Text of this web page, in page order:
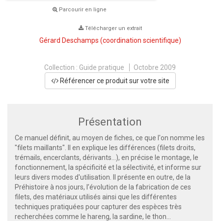
Parcourir en ligne
Télécharger un extrait
Gérard Deschamps (coordination scientifique)
Collection : Guide pratique
Octobre 2009
Référencer ce produit sur votre site
Présentation
Ce manuel définit, au moyen de fiches, ce que l'on nomme les
"filets maillants". Il en explique les différences (filets droits,
trémails, encerclants, dérivants…), en précise le montage, le
fonctionnement, la spécificité et la sélectivité, et informe sur
leurs divers modes d'utilisation. Il présente en outre, de la
Préhistoire à nos jours, l’évolution de la fabrication de ces
filets, des matériaux utilisés ainsi que les différentes
techniques pratiquées pour capturer des espèces très
recherchées comme le hareng, la sardine, le thon…